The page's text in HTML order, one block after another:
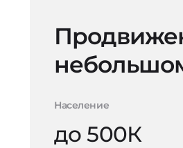
Население
до 500К